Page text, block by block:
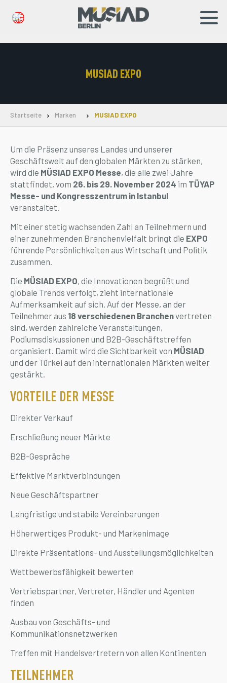
DE
Marken
Nachrichten
Soziale Verantwortung
Mitgliedschaft
Kontakt
MUSIAD EXPO
Startseite Marken MUSIAD EXPO
Um die Präsenz unseres Landes und unserer
Geschäftswelt auf den globalen Märkten zu stärken,
wird die MÜSIAD EXPO Messe, die alle zwei Jahre
stattfindet, vom 26. bis 29. November 2024 im TÜYAP
Messe- und Kongresszentrum in Istanbul
veranstaltet.
Mit einer stetig wachsenden Zahl an Teilnehmern und
einer zunehmenden Branchenvielfalt bringt die EXPO
führende Persönlichkeiten aus Wirtschaft und Politik
zusammen.
Die MÜSIAD EXPO, die Innovationen begrüßt und
globale Trends verfolgt, zieht internationale
Aufmerksamkeit auf sich. Auf der Messe, an der
Teilnehmer aus 18 verschiedenen Branchenvertreten
sind, werden zahlreiche Veranstaltungen,
Podiumsdiskussionen und B2B-Geschäftstreffen
organisiert. Damit wird die Sichtbarkeit von MÜSIAD
und der Türkei auf den internationalen Märkten weiter
gestärkt.
VORTEILE DER MESSE
Direkter Verkauf
Erschließung neuer Märkte
B2B-Gespräche
Effektive Marktverbindungen
Neue Geschäftspartner
Langfristige und stabile Vereinbarungen
Höherwertiges Produkt- und Markenimage
Direkte Präsentations- und Ausstellungsmöglichkeiten
Wettbewerbsfähigkeit bewerten
Vertriebspartner, Vertreter, Händler und Agenten
finden
Ausbau von Geschäfts- und
Kommunikationsnetzwerken
Treffen mit Handelsvertretern von allen Kontinenten
TEILNEHMER